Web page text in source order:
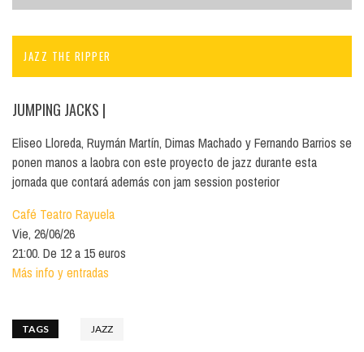
JAZZ THE RIPPER
JUMPING JACKS |
Eliseo Lloreda, Ruymán Martín, Dimas Machado y Fernando Barrios se
ponen manos a laobra con este proyecto de jazz durante esta
jornada que contará además con jam session posterior
Café Teatro Rayuela
Vie, 26/06/26
21:00. De 12 a 15 euros
Más info y entradas
TAGS JAZZ